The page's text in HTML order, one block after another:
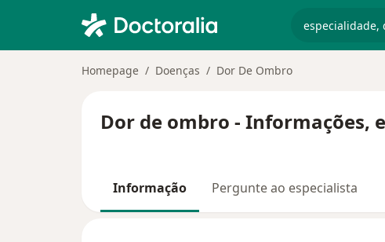
Homepage Doenças Dor De Ombro
Dor de ombro - Informações,
Informação Pergunte ao especialista